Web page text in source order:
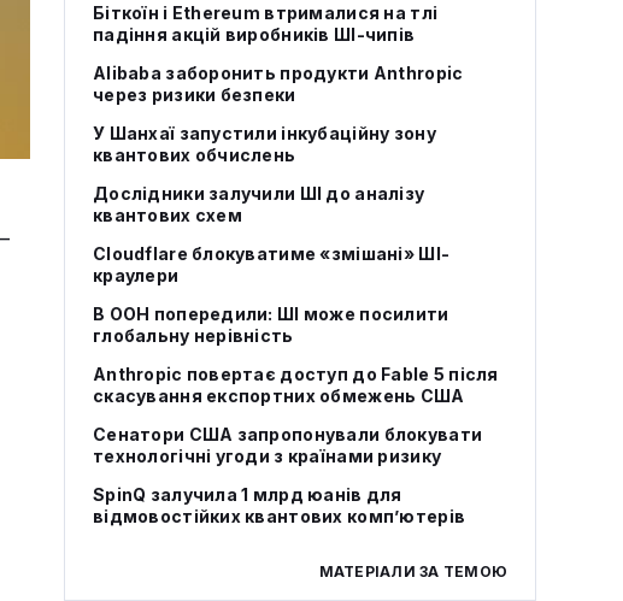
Біткоїн і Ethereum втрималися на тлі
падіння акцій виробників ШІ-чипів
Alibaba заборонить продукти Anthropic
через ризики безпеки
У Шанхаї запустили інкубаційну зону
квантових обчислень
Дослідники залучили ШІ до аналізу
квантових схем
Cloudflare блокуватиме «змішані» ШІ-
краулери
В ООН попередили: ШІ може посилити
глобальну нерівність
Anthropic повертає доступ до Fable 5 після
скасування експортних обмежень США
Сенатори США запропонували блокувати
технологічні угоди з країнами ризику
SpinQ залучила 1 млрд юанів для
відмовостійких квантових комп’ютерів
МАТЕРІАЛИ ЗА ТЕМОЮ